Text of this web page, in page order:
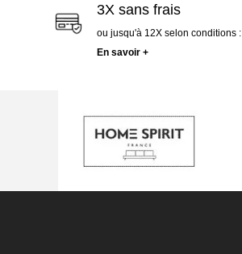
3X sans frais
ou jusqu'à 12X selon conditions :
En savoir +